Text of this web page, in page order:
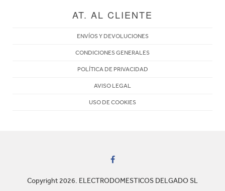
AT. AL CLIENTE
ENVÍOS Y DEVOLUCIONES
CONDICIONES GENERALES
POLÍTICA DE PRIVACIDAD
AVISO LEGAL
USO DE COOKIES
Copyright 2026. ELECTRODOMESTICOS DELGADO SL